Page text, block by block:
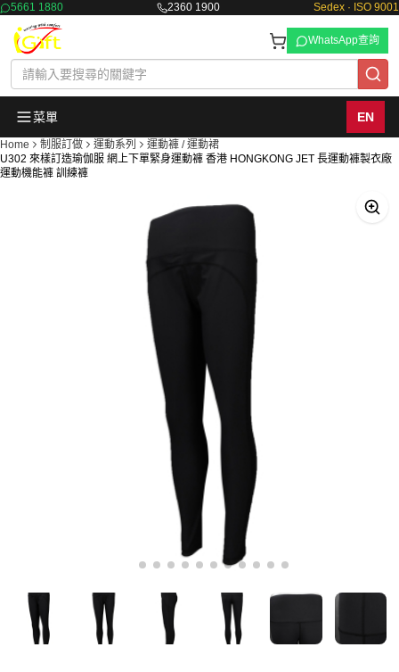
5661 1880 2360 1900 Sedex · ISO 9001
WhatsApp查詢
菜單 EN
Home 制服訂做 運動系列
運動褲 / 運動裙
U302 來樣訂造瑜伽服 網上下單緊身運動褲 香港 HONGKONG JET 長運動褲製衣廠
運動機能褲 訓練褲